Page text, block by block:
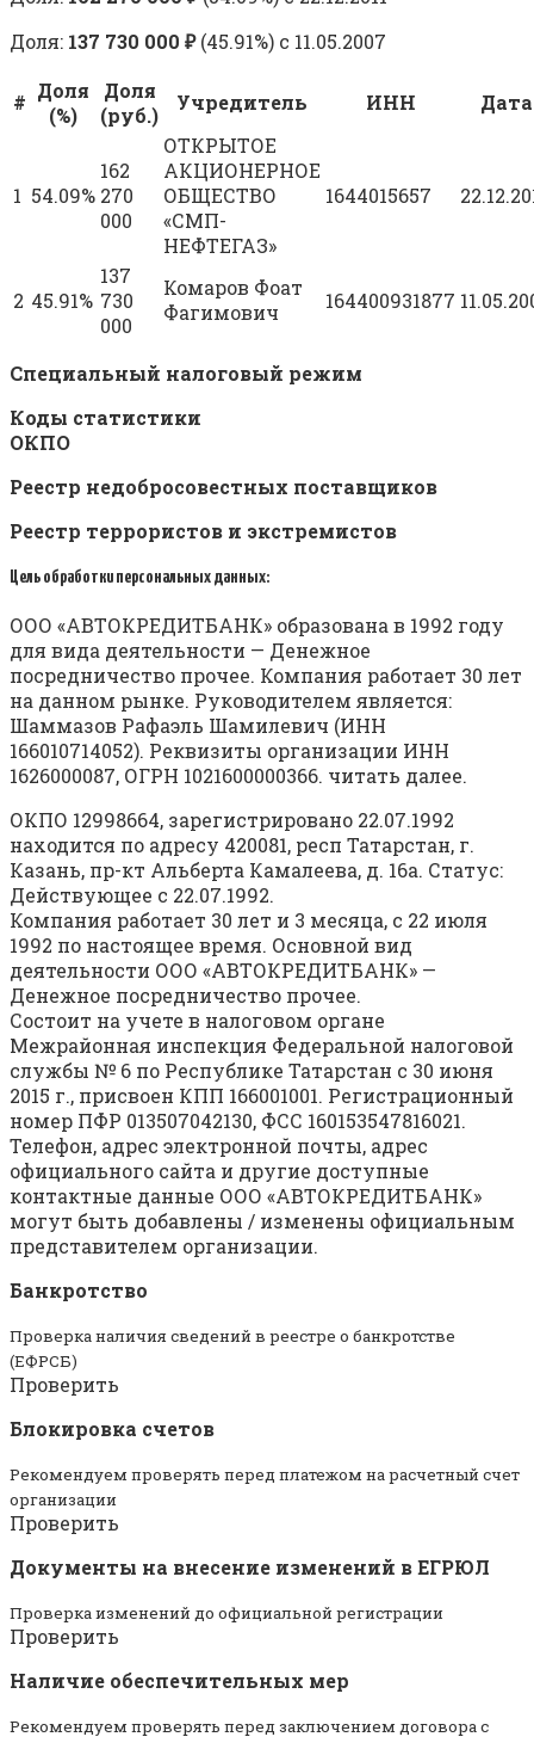
Доля: 137 730 000 ₽(45.91%) c 11.05.2007
# Доля
(%)
Доля
(руб.)
Учредитель ИНН Дата
1 54.09%
162
270
000
ОТКРЫТОЕ
АКЦИОНЕРНОЕ
ОБЩЕСТВО
«СМП-
НЕФТЕГАЗ»
1644015657
2 45.91%
137
730
000
Комаров Фоат
Фагимович
164400931877
Специальный налоговый режим
Коды статистики
ОКПО
Реестр недобросовестных поставщиков
Реестр террористов и экстремистов
Цель обработки персональных данных:
ООО «АВТОКРЕДИТБАНК» образована в 1992 году
для вида деятельности — Денежное
посредничество прочее. Компания работает 30 лет
на данном рынке. Руководителем является:
Шаммазов Рафаэль Шамилевич (ИНН
166010714052). Реквизиты организации ИНН
1626000087, ОГРН 1021600000366. читать далее.
ОКПО 12998664, зарегистрировано 22.07.1992
находится по адресу 420081, респ Татарстан, г.
Казань, пр-кт Альберта Камалеева, д. 16а. Статус:
Действующее с 22.07.1992.
Компания работает 30 лет и 3 месяца, с 22 июля
1992 по настоящее время. Основной вид
деятельности ООО «АВТОКРЕДИТБАНК» —
Денежное посредничество прочее.
Состоит на учете в налоговом органе
Межрайонная инспекция Федеральной налоговой
службы № 6 по Республике Татарстан с 30 июня
2015 г., присвоен КПП 166001001. Регистрационный
номер ПФР 013507042130, ФСС 160153547816021.
Телефон, адрес электронной почты, адрес
официального сайта и другие доступные
контактные данные ООО «АВТОКРЕДИТБАНК»
могут быть добавлены / изменены официальным
представителем организации.
Банкротство
Проверка наличия сведений в реестре о банкротстве
(ЕФРСБ)
Проверить
Блокировка счетов
Рекомендуем проверять перед платежом на расчетный счет
организации
Проверить
Документы на внесение изменений в ЕГРЮЛ
Проверка изменений до официальной регистрации
Проверить
Наличие обеспечительных мер
Рекомендуем проверять перед заключением договора с